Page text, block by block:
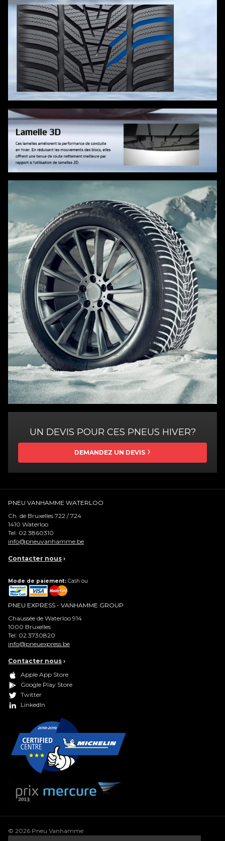
UN DEVIS POUR CES PNEUS HIVER?
DEMANDEZ UN DEVIS
PNEU VANHAMME WATERLOO
Ch. de Bruxelles 722 / 724
1410 Waterloo
Tel: 02 3860310
info@pneuvanhamme.be
Contacter nous ›
Mode de paiement: Cash ou
PNEU EXPRESS - VANHAMME GROUP
Chaussée de Waterloo 914
1000 Bruxelles
Tel: 02 3730820
info@pneuexpress.be
Contacter nous ›
Apple App Store
Google Play Store
Twitter
LinkedIn
© 2026 Pneu Vanhamme